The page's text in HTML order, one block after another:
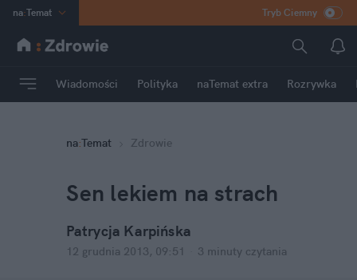
na:Temat
INN Poland
mama
Tryb Ciemny
Wiadomości Polityka naTemat extra Rozrywka
na:Temat Zdrowie
Sen lekiem na strach
Patrycja Karpińska
12 grudnia 2013, 09:51 3 minutyczytania